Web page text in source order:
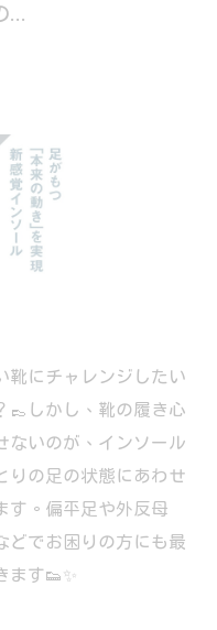
...
靴にチャレンジしたい
👞しかし、靴の履き心
ないのが、インソール
りの足の状態にあわせ
す。偏平足や外反母
どでお困りの方にも最
ます👟✨